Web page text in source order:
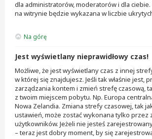
dla administratorów, moderatorów i dla
na witrynie będzie wykazana w liczbie
Na górę
Jest wyświetlany nieprawidłowy czas!
Możliwe, że jest wyświetlany czas z innej
w której się znajdujesz. Jeśli tak właśnie jest,
zarządzania kontem i zmień strefę czasową,
z twoim miejscem pobytu. Np. Europa
Nowa Zelandia. Zmiana strefy czasowej, tak
ustawień, może zostać wykonana tylko przez
użytkowników. Jeżeli nie jesteś
– teraz jest dobry moment, by się